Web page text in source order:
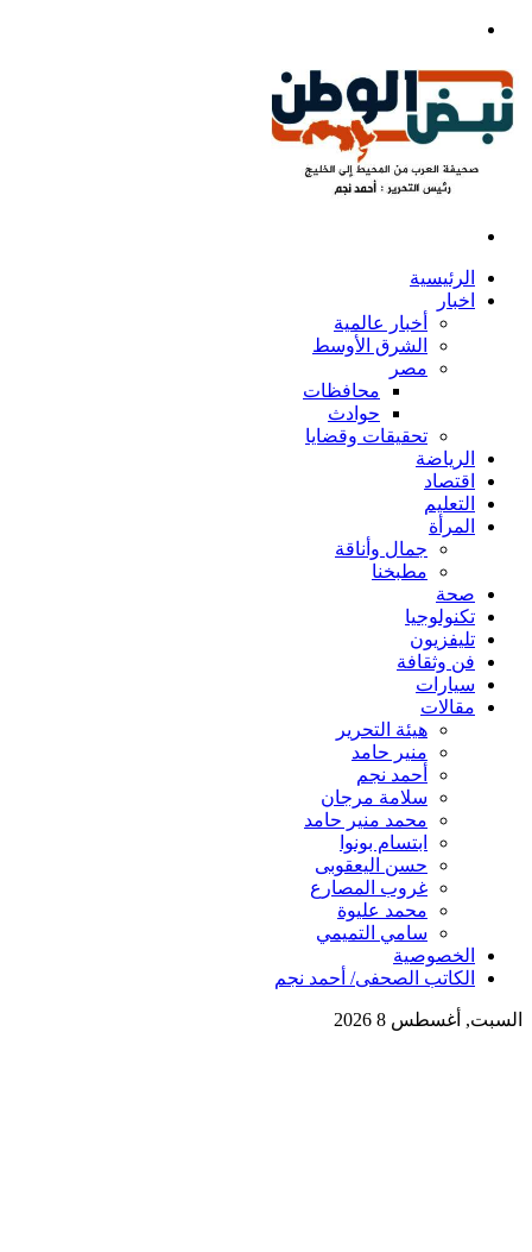
الرئيسية
اخبار
أخبار عالمية
الشرق الأوسط
مصر
محافظات
حوادث
تحقيقات وقضايا
الرياضة
اقتصاد
التعليم
المرأة
جمال وأناقة
مطبخنا
صحة
تكنولوجيا
تليفزيون
فن وثقافة
سيارات
مقالات
هيئة التحرير
منير حامد
أحمد نجم
سلامة مرجان
محمد منير حامد
ابتسام بونوا
حسن اليعقوبى
غروب المصارع
محمد عليوة
سامي التميمي
الخصوصية
الكاتب الصحفى/ أحمد نجم
السبت, أغسطس 8 2026